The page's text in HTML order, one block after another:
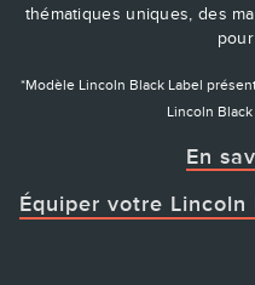
thématiques uniques, des
*Modèle Lincoln Black Label
Lincoln
En
Équiper votre Lincoln